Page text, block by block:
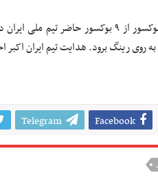
به این ترتیب ۸ بوکسور از ۹ بوکسور
روی رینگ برود. هدایت تیم ایران
Facebook
Telegram